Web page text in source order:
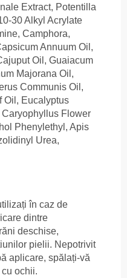
Extract, Potentilla
30 Alkyl Acrylate
Camphora,
Annuum Oil,
Oil, Guaiacum
Majorana Oil,
Communis Oil,
Oil, Eucalyptus
Flower
Phenylethyl, Apis
Urea,
în caz de
dintre
deschise,
pielii. Nepotrivit
aplicare, spălați-vă
ochii.